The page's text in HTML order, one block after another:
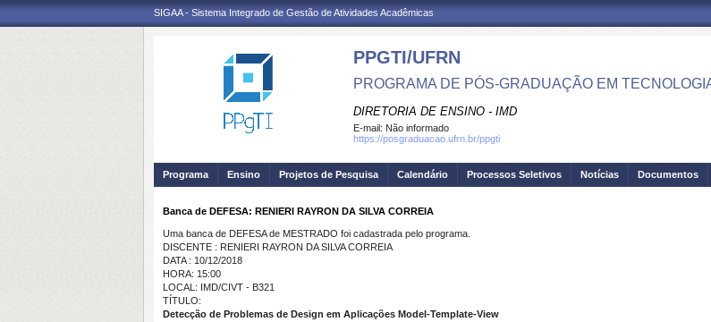
SIGAA - Sistema Integrado de Gestão de Atividades Acadêmicas
PPGTI/UFRN
PROGRAMA DE PÓS-GRADUAÇÃO EM
DIRETORIA DE ENSINO - IMD
E-mail: Não informado
https://posgraduacao.ufrn.br/ppgti
Programa Ensino Projetos de Pesquisa Calendário Processos Seletivos Notícias Documentos
Banca de DEFESA: RENIERI RAYRON DA SILVA CORREIA
Uma banca de DEFESA de MESTRADO foi cadastrada pelo programa.
DISCENTE : RENIERI RAYRON DA SILVA CORREIA
DATA : 10/12/2018
HORA: 15:00
LOCAL: IMD/CIVT - B321
TÍTULO:
Detecção de Problemas de Design em Aplicações Model-Template-View